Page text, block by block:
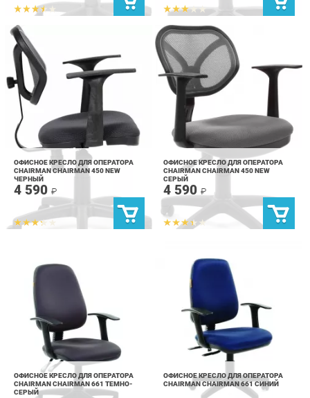
ОФИСНОЕ КРЕСЛО ДЛЯ ОПЕРАТОРА
CHAIRMAN CHAIRMAN 450 NEW
ЧЕРНЫЙ
4 590₽
ОФИСНОЕ КРЕСЛО ДЛЯ ОПЕРАТОРА
CHAIRMAN CHAIRMAN 450 NEW
СЕРЫЙ
4 590₽
ОФИСНОЕ КРЕСЛО ДЛЯ ОПЕРАТОРА
CHAIRMAN CHAIRMAN 661 ТЕМНО-
8 390₽
ОФИСНОЕ КРЕСЛО ДЛЯ ОПЕРАТОРА
CHAIRMAN CHAIRMAN 661 CИНИЙ
7 490